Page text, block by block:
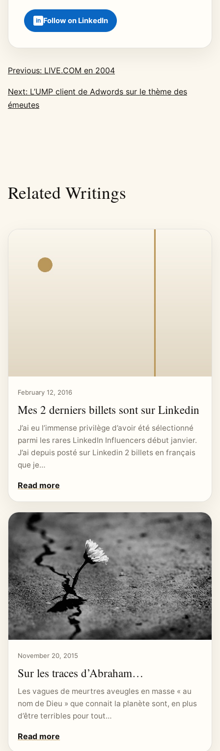
Follow on LinkedIn
Previous: LIVE.COM en 2004
Next: L’UMP client de Adwords sur le thème des
émeutes
Related Writings
February 12, 2016
Mes 2 derniers billets sont sur Linkedin
J’ai eu l’immense privilège d’avoir été sélectionné
parmi les rares LinkedIn Influencers début janvier.
J’ai depuis posté sur Linkedin 2 billets en français
que je…
Read more
November 20, 2015
Sur les traces d’Abraham…
Les vagues de meurtres aveugles en masse « au
nom de Dieu » que connait la planète sont, en plus
d’être terribles pour tout…
Read more